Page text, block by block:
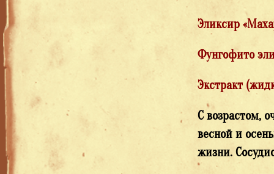
Эликсир
Фунгофито
Экстракт
С возрастом,
весной и
жизни.